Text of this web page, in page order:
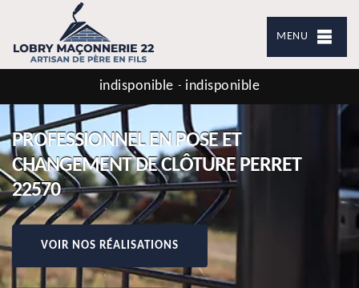
MENU
indisponible - indisponible
PROFESSIONNEL EN POSE ET
CHANGEMENT DE CLÔTURE PERRET
22570
VOIR NOS RÉALISATIONS